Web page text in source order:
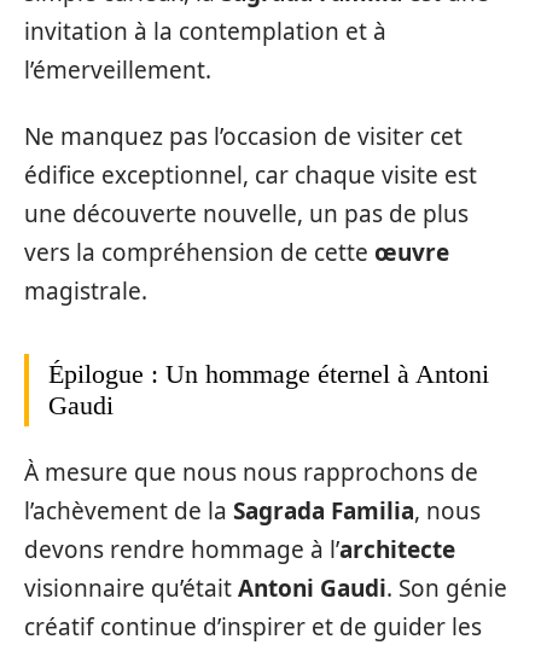
invitation à la contemplation et à
l’émerveillement.
Ne manquez pas l’occasion de visiter cet
édifice exceptionnel, car chaque visite est
une découverte nouvelle, un pas de plus
vers la compréhension de cette œuvre
magistrale.
Épilogue : Un hommage éternel à Antoni
Gaudi
À mesure que nous nous rapprochons de
l’achèvement de la Sagrada Familia, nous
devons rendre hommage à l’architecte
visionnaire qu’étaitAntoni Gaudi. Son génie
créatif continue d’inspirer et de guider les